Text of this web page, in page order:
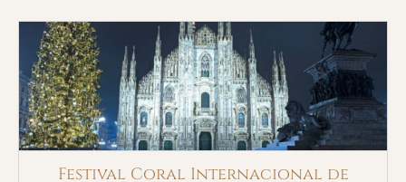
Festival Coral Internacional de